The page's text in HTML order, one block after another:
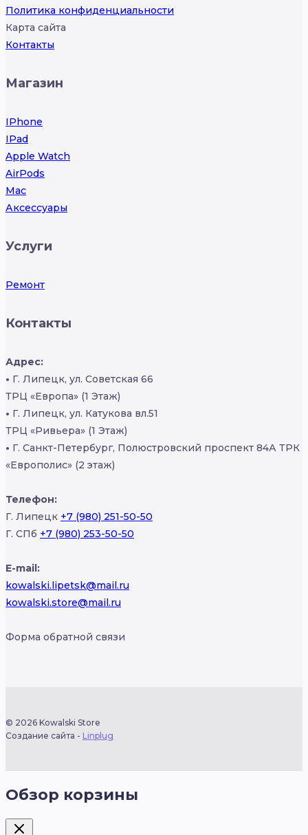
Политика конфиденциальности
Карта сайта
Контакты
Магазин
IPhone
IPad
Apple Watch
AirPods
Mac
Аксессуары
Услуги
Ремонт
Контакты
Адрес:
• Г. Липецк, ул. Советская 66
ТРЦ «Европа» (1 Этаж)
• Г. Липецк, ул. Катукова вл.51
ТРЦ «Ривьера» (1 Этаж)
• Г. Санкт-Петербург, Полюстровский проспект 84А ТРК
«Европолис» (2 этаж)
Телефон:
Г. Липецк +7 (980) 251-50-50
Г. СПб +7 (980) 253-50-50
E-mail:
kowalski.lipetsk@mail.ru
kowalski.store@mail.ru
Форма обратной связи
© 2026 Kowalski Store
Создание сайта - Linplug
Обзор корзины